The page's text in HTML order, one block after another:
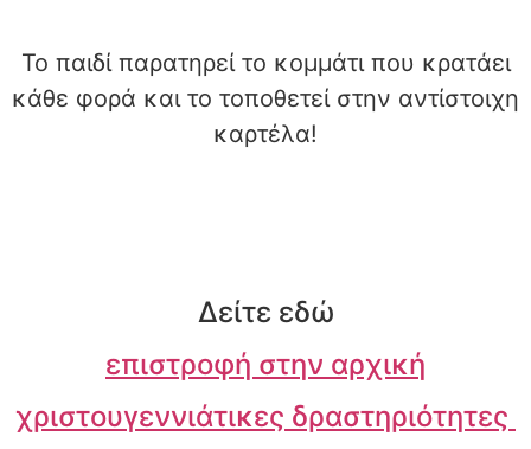
Το παιδί παρατηρεί το κομμάτι που κρατάει
κάθε φορά και το τοποθετεί στην αντίστοιχη
καρτέλα!
Δείτε εδώ
επιστροφή στην αρχική
χριστουγεννιάτικες δραστηριότητες